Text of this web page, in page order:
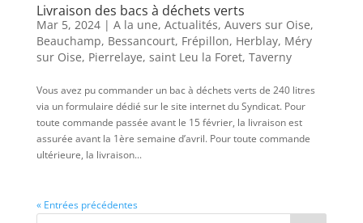
Livraison des bacs à déchets verts
Mar 5, 2024| A la une, Actualités, Auvers sur Oise,
Beauchamp, Bessancourt, Frépillon, Herblay, Méry
sur Oise, Pierrelaye, saint Leu la Foret, Taverny
Vous avez pu commander un bac à déchets verts de 240 litres
via un formulaire dédié sur le site internet du Syndicat. Pour
toute commande passée avant le 15 février, la livraison est
assurée avant la 1ère semaine d’avril. Pour toute commande
ultérieure, la livraison...
« Entrées précédentes